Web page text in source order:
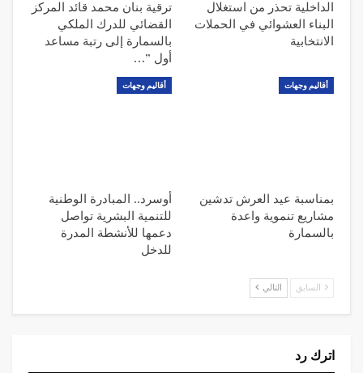
الداخلية تحذر من استغلال
البناء العشوائي في الحملات
الانتخابية
ترقية بنان محمد قائد المركز
القضائي للدرك الملكي
بالسمارة إلى رتبة مساعد
أول ”…
أقاليم وجهات
بمناسبة عيد العرش تدشين
مشاريع تنموية واعدة
بالسمارة
أقاليم وجهات
أوسرد.. المبادرة الوطنية
للتنمية البشرية تواصل
دعمها للأنشطة المدرة
للدخل
السابق التالي
اترك رد